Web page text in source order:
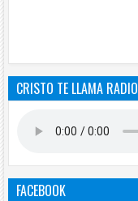
CRISTO TE LLAMA RADIO
FACEBOOK